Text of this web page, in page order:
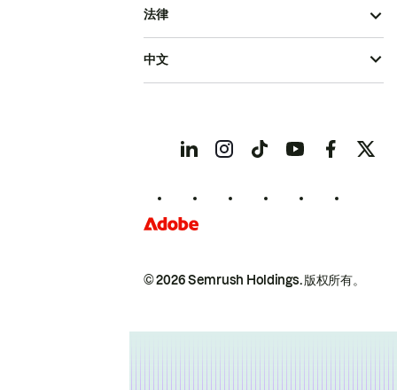
© 2026 Semrush Holdings.版权所有。
法律
中文